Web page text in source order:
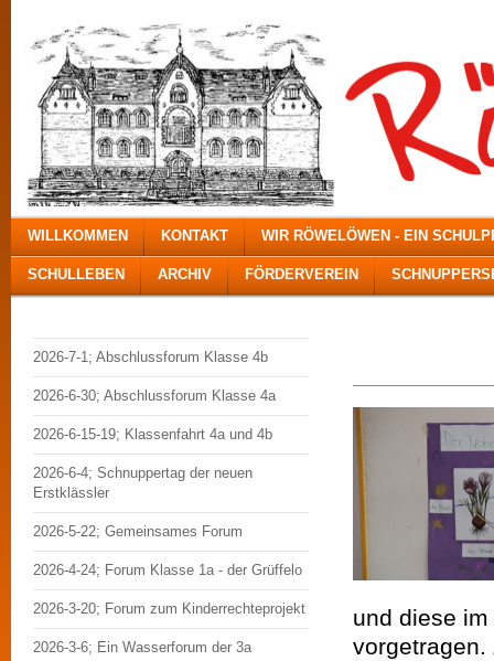
WILLKOMMEN KONTAKT WIR RÖWELÖWEN - EIN
SCHULLEBEN ARCHIV FÖRDERVEREIN
2026-7-1; Abschlussforum Klasse 4b
2026-6-30; Abschlussforum Klasse 4a
2026-6-15-19; Klassenfahrt 4a und 4b
2026-6-4; Schnuppertag der neuen
Erstklässler
2026-5-22; Gemeinsames Forum
2026-4-24; Forum Klasse 1a - der Grüffelo
2026-3-20; Forum zum Kinderrechteprojekt
2026-3-6; Ein Wasserforum der 3a
und diese
vorgetragen.